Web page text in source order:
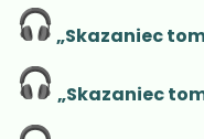
„Skazaniec
„Skazaniec